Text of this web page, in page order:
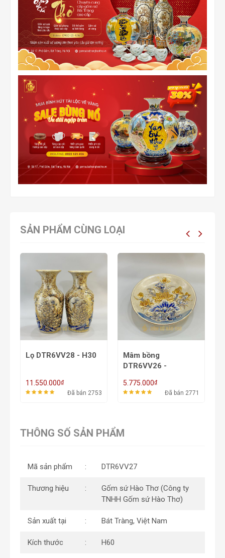
SẢN PHẨM CÙNG LOẠI
Mâm bồng
5.775.000₫
Đã bán 2771
Ống Hương
DTR6VV25 -
3.850.000₫
Đã bán 2698
THÔNG SỐ SẢN PHẨM
Mã sản phẩm DTR6VV27
Thương hiệu
Gốm sứ Hào Thơ (Công ty
TNHH Gốm sứ Hào Thơ)
Sản xuất tại Bát Tràng, Việt Nam
Kích thước H60